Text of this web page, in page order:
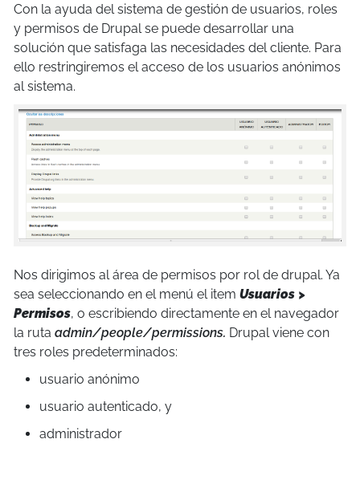
Con la ayuda del sistema de gestión de usuarios, roles
y permisos de Drupal se puede desarrollar una
solución que satisfaga las necesidades del cliente. Para
ello restringiremos el acceso de los usuarios anónimos
al sistema.
Nos dirigimos al área de permisos por rol de drupal. Ya
sea seleccionando en el menú el item Usuarios >
Permisos, o escribiendo directamente en el navegador
la ruta admin/people/permissions. Drupal viene con
tres roles predeterminados:
usuario anónimo
usuario autenticado, y
administrador